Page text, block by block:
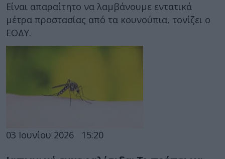
Είναι απαραίτητο να λαμβάνουμε εντατικά
μέτρα προστασίας από τα κουνούπια, τονίζει ο
ΕΟΔΥ.
03 Ιουνίου 2026 15:20